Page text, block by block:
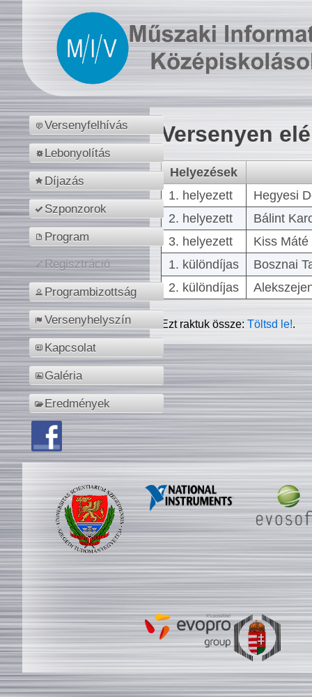
Versenyfelhívás
Lebonyolítás
Díjazás
Szponzorok
Program
Regisztráció
Programbizottság
Versenyhelyszín
Kapcsolat
Galéria
Eredmények
Versenyen
Helyezések
1. helyezett
Hegyesi
2. helyezett
Bálint
3. helyezett
Kiss
1. különdíjas
Bosznai
2. különdíjas
Ezt raktuk össze:Töltsd le!.